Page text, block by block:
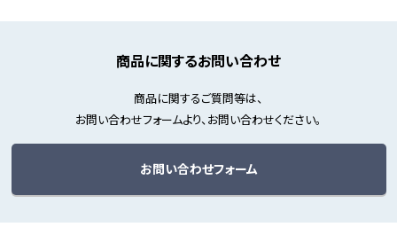
商品に関するお問い合わせ
商品に関するご質問等は、
お問い合わせフォームより、お問い合わせください。
お問い合わせフォーム